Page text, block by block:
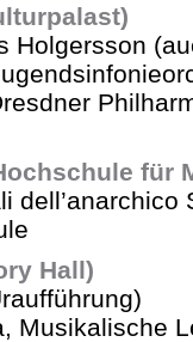
Holgersson
für
dell’anarchico
Hall)
Musikalische